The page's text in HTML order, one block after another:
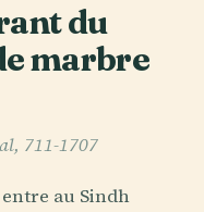
du
marbre
711-1707
au Sindh